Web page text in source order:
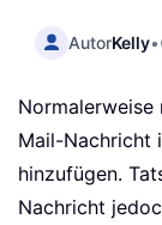
AutorKelly•
Normalerweise
Mail-Nachricht
hinzufügen.
Nachricht